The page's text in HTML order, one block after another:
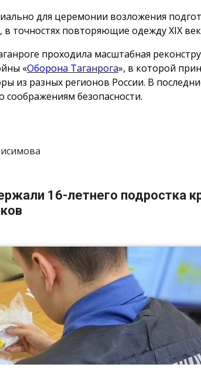
для церемонии возложения
точностях повторяющие одежду ХIX
проходила масштабная
«Оборона Таганрога», в которой
из разных регионов России. В
соображениям безопасности.
16-летнего подростка